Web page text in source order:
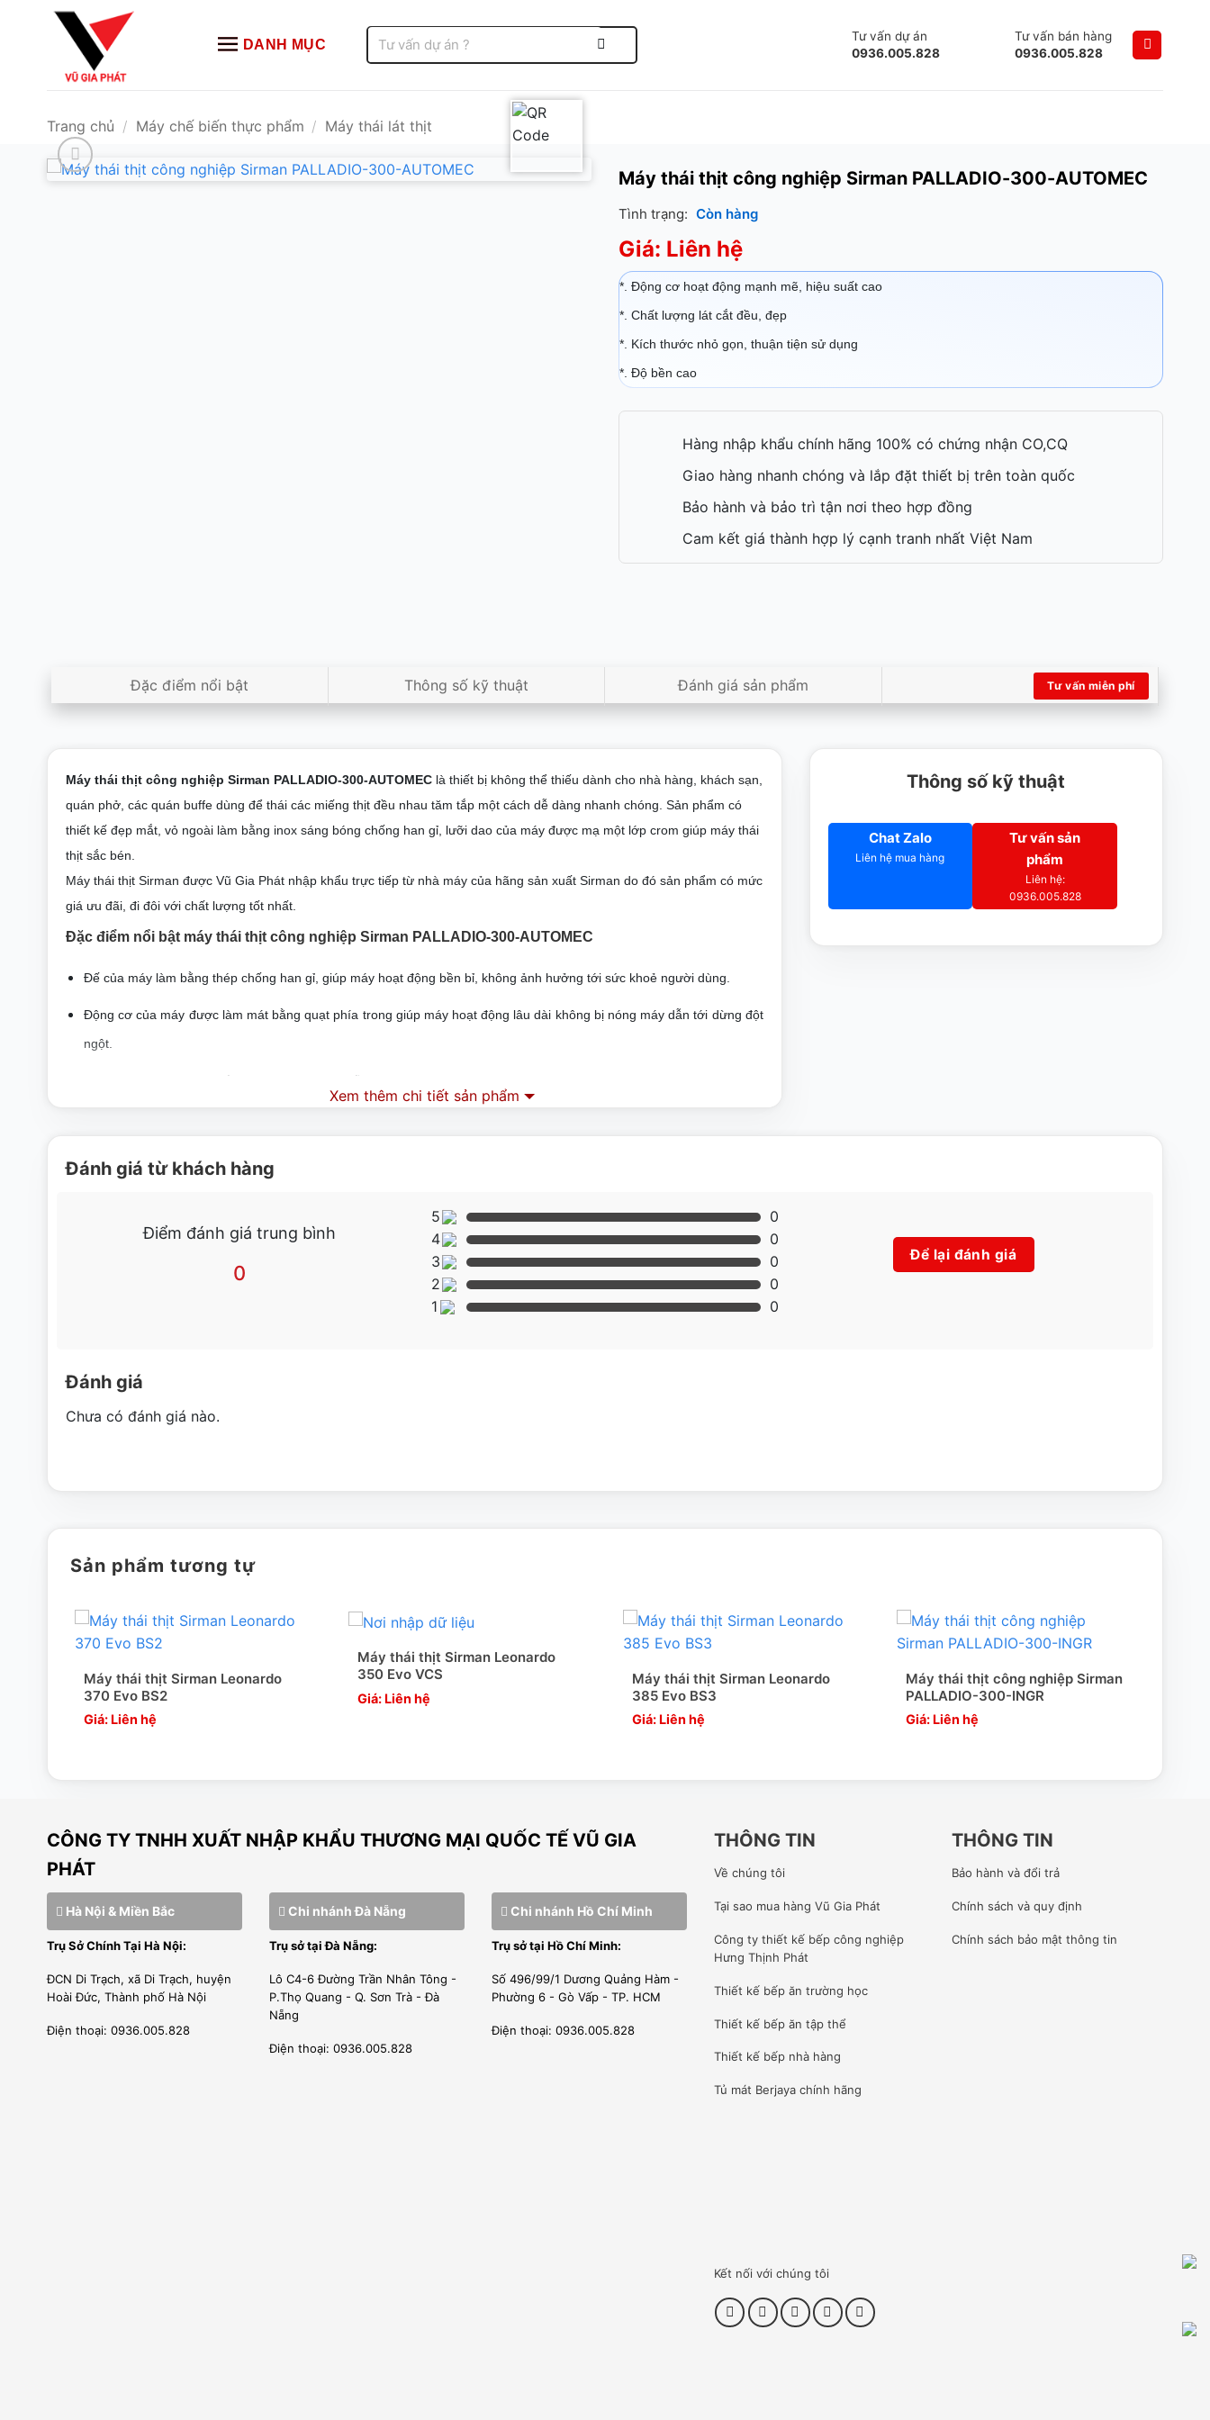
DANH MỤC
kiếm:
Tư vấn dự án
0936.005.828
Tư vấn bán hàng
0936.005.828
Trang chủ / Máy chế biến thực phẩm / Máy thái lát thịt
Máy thái thịt công nghiệp Sirman PALLADIO-300-AUTOMEC
Tình trạng: Còn hàng
Giá: Liên hệ
*. Động cơ hoạt động mạnh mẽ, hiệu suất cao
*. Chất lượng lát cắt đều, đẹp
*. Kích thước nhỏ gọn, thuận tiện sử dụng
*. Độ bền cao
Hàng nhập khẩu chính hãng 100% có chứng nhận CO,CQ
Giao hàng nhanh chóng và lắp đặt thiết bị trên toàn quốc
Bảo hành và bảo trì tận nơi theo hợp đồng
Cam kết giá thành hợp lý cạnh tranh nhất Việt Nam
Đặc điểm nổi bật Thông số kỹ thuật Đánh giá sản phẩm Tư vấn miễn phí
Máy thái thịt công nghiệp Sirman PALLADIO-300-AUTOMEC là thiết bị không thể thiếu dành cho nhà hàng, khách sạn,
quán phở, các quán buffe dùng để thái các miếng thịt đều nhau tăm tắp một cách dễ dàng nhanh chóng. Sản phẩm có
thiết kế đẹp mắt, vỏ ngoài làm bằng inox sáng bóng chống han gỉ, lưỡi dao của máy được mạ một lớp crom giúp máy thái
thịt sắc bén.
Máy thái thịt Sirman được Vũ Gia Phát nhập khẩu trực tiếp từ nhà máy của hãng sản xuất Sirman do đó sản phẩm có mức
giá ưu đãi, đi đôi với chất lượng tốt nhất.
Đặc điểm nổi bật máy thái thịt công nghiệp Sirman PALLADIO-300-AUTOMEC
Đế của máy làm bằng thép chống han gỉ, giúp máy hoạt động bền bỉ, không ảnh hưởng tới sức khoẻ người dùng.
Động cơ của máy được làm mát bằng quạt phía trong giúp máy hoạt động lâu dài không bị nóng máy dẫn tới dừng đột
ngột.
Lưu ý khi sử dụng máy thái thịt công nghiệp PALLADIO-300-AUTOMEC
Để máy thái thịt ở những nơi khô ráo thoáng mát, tránh để máy ở những nơi ẩm ướt.
Khi sử dụng bạn nên kiểm tra phần lưỡi dao và kiểm tra nguồn điện kết nối với máy.
Không nên sử dụng máy chung ổ cắm với các thiết bị điện khác như tủ mát, tủ đông, tủ bảo quản, điều này có thể dẫn
Xem thêm chi tiết sản phẩm
Thông số kỹ thuật
Chat Zalo
Liên hệ mua hàng
Tư vấn sản
phẩm
Liên hệ:
0936.005.828
Đánh giá từ khách hàng
Điểm đánh giá trung bình
0
5
0
4
0
3
0
2
0
1
0
Để lại đánh giá
Đánh giá
Chưa có đánh giá nào.
Sản phẩm tương tự
Máy thái thịt Sirman Leonardo
370 Evo BS2
Giá: Liên hệ
Máy thái thịt Sirman Leonardo
350 Evo VCS
Giá: Liên hệ
Máy thái thịt Sirman Leonardo
385 Evo BS3
Giá: Liên hệ
Máy thái thịt công nghiệp Sirman
PALLADIO-300-INGR
Giá: Liên hệ
CÔNG TY TNHH XUẤT NHẬP KHẨU THƯƠNG MẠI QUỐC TẾ VŨ GIA
PHÁT
Hà Nội & Miền Bắc
Trụ Sở Chính Tại Hà Nội:
ĐCN Di Trạch, xã Di Trạch, huyện
Hoài Đức, Thành phố Hà Nội
Điện thoại: 0936.005.828
Chi nhánh Đà Nẵng
Trụ sở tại Đà Nẵng:
Lô C4-6 Đường Trần Nhân Tông -
P.Thọ Quang - Q. Sơn Trà - Đà
Nẵng
Điện thoại: 0936.005.828
Chi nhánh Hồ Chí Minh
Trụ sở tại Hồ Chí Minh:
Số 496/99/1 Dương Quảng Hàm -
Phường 6 - Gò Vấp - TP. HCM
Điện thoại: 0936.005.828
THÔNG TIN
Về chúng tôi
Tại sao mua hàng Vũ Gia Phát
Công ty thiết kế bếp công nghiệp
Hưng Thịnh Phát
Thiết kế bếp ăn trường học
Thiết kế bếp ăn tập thể
Thiết kế bếp nhà hàng
Tủ mát Berjayachính hãng
THÔNG TIN
Bảo hành và đổi trả
Chính sách và quy định
Chính sách bảo mật thông tin
Kết nối với chúng tôi